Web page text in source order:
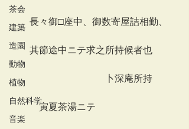
茶会
建築
造園
動物
植物
自然科学
音楽
長々御□座中、御数寄屋詰相勤、
其節途中ニテ求之所持候者也
卜深庵所持
寅夏茶湯ニテ